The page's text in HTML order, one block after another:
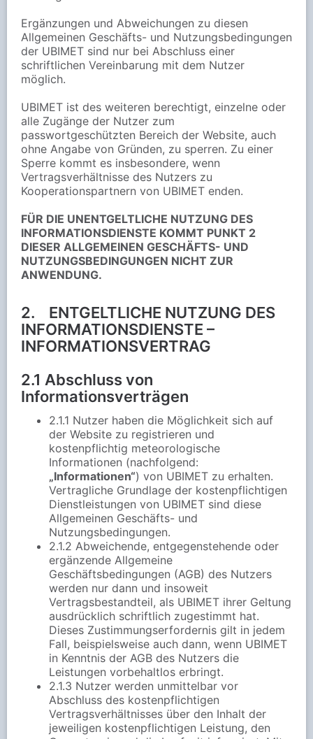
Ergänzungen und Abweichungen zu diesen
Allgemeinen Geschäfts- und Nutzungsbedingungen
der UBIMET sind nur bei Abschluss einer
schriftlichen Vereinbarung mit dem Nutzer
möglich.
UBIMET ist des weiteren berechtigt, einzelne oder
alle Zugänge der Nutzer zum
passwortgeschützten Bereich der Website, auch
ohne Angabe von Gründen, zu sperren. Zu einer
Sperre kommt es insbesondere, wenn
Vertragsverhältnisse des Nutzers zu
Kooperationspartnern von UBIMET enden.
FÜR DIE UNENTGELTLICHE NUTZUNG DES
INFORMATIONSDIENSTE KOMMT PUNKT 2
DIESER ALLGEMEINEN GESCHÄFTS- UND
NUTZUNGSBEDINGUNGEN NICHT ZUR
ANWENDUNG.
2. ENTGELTLICHE NUTZUNG DES
INFORMATIONSDIENSTE –
INFORMATIONSVERTRAG
2.1 Abschluss von
Informationsverträgen
2.1.1 Nutzer haben die Möglichkeit sich auf
der Website zu registrieren und
kostenpflichtig meteorologische
Informationen (nachfolgend:
„Informationen“) von UBIMET zu erhalten.
Vertragliche Grundlage der kostenpflichtigen
Dienstleistungen von UBIMET sind diese
Allgemeinen Geschäfts- und
Nutzungsbedingungen.
2.1.2 Abweichende, entgegenstehende oder
ergänzende Allgemeine
Geschäftsbedingungen (AGB) des Nutzers
werden nur dann und insoweit
Vertragsbestandteil, als UBIMET ihrer Geltung
ausdrücklich schriftlich zugestimmt hat.
Dieses Zustimmungserfordernis gilt in jedem
Fall, beispielsweise auch dann, wenn UBIMET
in Kenntnis der AGB des Nutzers die
Leistungen vorbehaltlos erbringt.
2.1.3 Nutzer werden unmittelbar vor
Abschluss des kostenpflichtigen
Vertragsverhältnisses über den Inhalt der
jeweiligen kostenpflichtigen Leistung, den